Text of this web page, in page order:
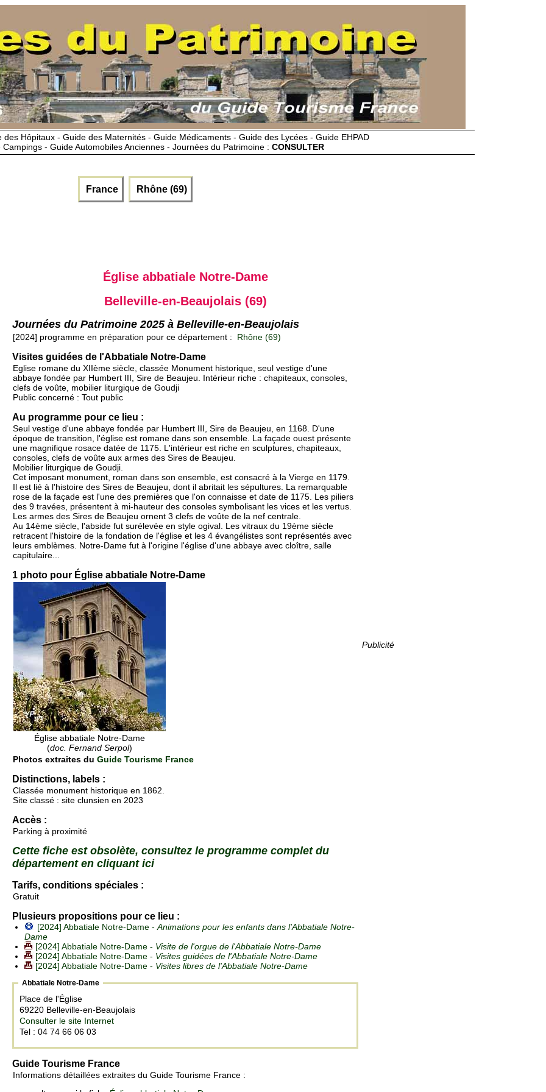
Hôpitaux - Guide des Maternités - Guide Médicaments - Guide des Lycées - Guide EHPAD
- Guide Automobiles Anciennes - Journées du Patrimoine : CONSULTER
France Rhône (69)
Publicité
Église abbatiale Notre-Dame
Belleville-en-Beaujolais (69)
Journées du Patrimoine 2025 à Belleville-en-Beaujolais
[2024] programme en préparation pour ce département : Rhône (69)
Visites guidées de l'Abbatiale Notre-Dame
Eglise romane du XIIème siècle, classée Monument historique, seul vestige d'une
abbaye fondée par Humbert III, Sire de Beaujeu. Intérieur riche : chapiteaux, consoles,
clefs de voûte, mobilier liturgique de Goudji
Public concerné : Tout public
Au programme pour ce lieu :
Seul vestige d'une abbaye fondée par Humbert III, Sire de Beaujeu, en 1168. D'une
époque de transition, l'église est romane dans son ensemble. La façade ouest présente
une magnifique rosace datée de 1175. L'intérieur est riche en sculptures, chapiteaux,
consoles, clefs de voûte aux armes des Sires de Beaujeu.
Mobilier liturgique de Goudji.
Cet imposant monument, roman dans son ensemble, est consacré à la Vierge en 1179.
Il est lié à l'histoire des Sires de Beaujeu, dont il abritait les sépultures. La remarquable
rose de la façade est l'une des premières que l'on connaisse et date de 1175. Les piliers
des 9 travées, présentent à mi-hauteur des consoles symbolisant les vices et les vertus.
Les armes des Sires de Beaujeu ornent 3 clefs de voûte de la nef centrale.
Au 14ème siècle, l'abside fut surélevée en style ogival. Les vitraux du 19ème siècle
retracent l'histoire de la fondation de l'église et les 4 évangélistes sont représentés avec
leurs emblèmes. Notre-Dame fut à l'origine l'église d'une abbaye avec cloître, salle
capitulaire...
1 photo pour Église abbatiale Notre-Dame
Église abbatiale Notre-Dame
(doc. Fernand Serpol)
Photos extraites du Guide Tourisme France
Distinctions, labels :
Classée monument historique en 1862.
Site classé : site clunsien en 2023
Accès :
Parking à proximité
Cette fiche est obsolète, consultez le programme complet du
département en cliquant ici
Tarifs, conditions spéciales :
Gratuit
Plusieurs propositions pour ce lieu :
[2024] Abbatiale Notre-Dame -Animations pour les enfants dans l'Abbatiale Notre-
Dame
[2024] Abbatiale Notre-Dame - Visite de l'orgue de l'Abbatiale Notre-Dame
[2024] Abbatiale Notre-Dame - Visites guidées de l'Abbatiale Notre-Dame
[2024] Abbatiale Notre-Dame - Visites libres de l'Abbatiale Notre-Dame
Abbatiale Notre-Dame
Place de l'Église
69220 Belleville-en-Beaujolais
Consulter le site Internet
Tel : 04 74 66 06 03
Guide Tourisme France
Informations détaillées extraites du Guide Tourisme France :